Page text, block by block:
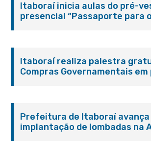
Itaboraí inicia aulas do pré-
presencial “Passaporte para
Itaboraí realiza palestra
Compras Governamentais em
Prefeitura de Itaboraí avança
implantação de lombadas na